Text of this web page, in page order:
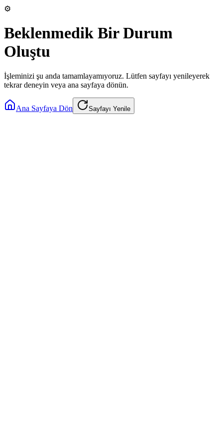
⚙️
Beklenmedik Bir Durum
Oluştu
İşleminizi şu anda tamamlayamıyoruz. Lütfen sayfayı yenileyerek
tekrar deneyin veya ana sayfaya dönün.
Ana Sayfaya Dön Sayfayı Yenile